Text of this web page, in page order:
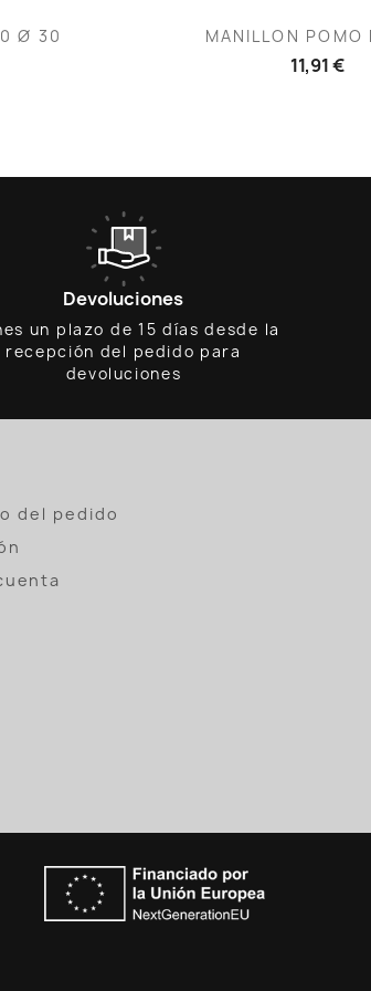
Ø 30 Vista
MANILLON
11,91 €
Devoluciones
un plazo de 15 días desde la
recepción del pedido para
devoluciones
del pedido